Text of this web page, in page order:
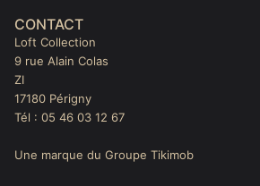
CONTACT
Loft Collection
9 rue Alain Colas
ZI
17180 Périgny
Tél : 05 46 03 12 67
Une marque du Groupe Tikimob